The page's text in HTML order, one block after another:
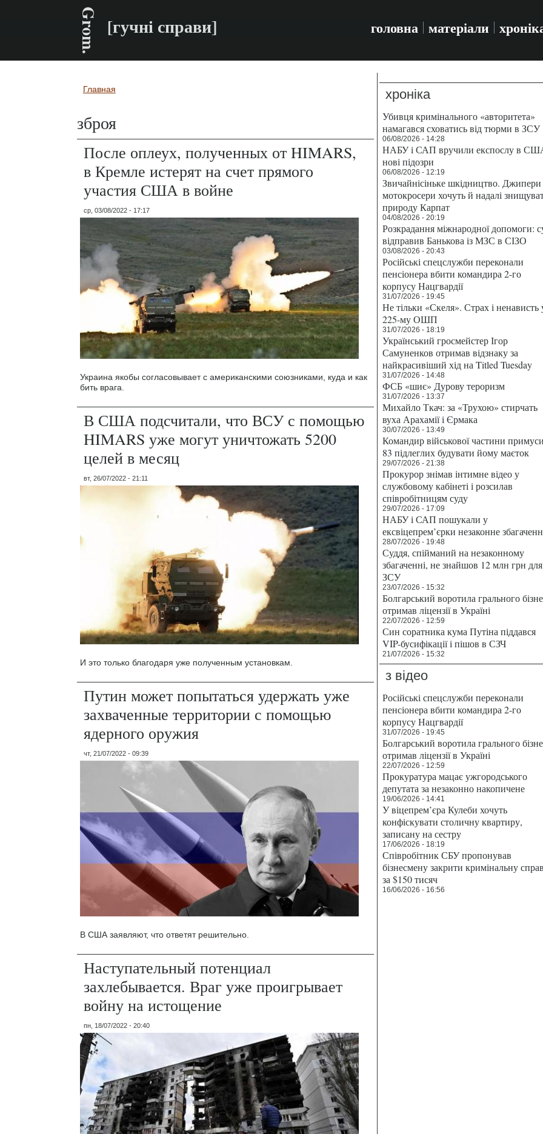
Grom. [гучні справи] головна матеріали
Вы здесь
Главная
зброя
После оплеух, полученных от HIMARS,
в Кремле истерят на счет прямого
участия США в войне
ср, 03/08/2022 - 17:17
Украина якобы согласовывает с американскими союзниками, куда и как
бить врага.
В США подсчитали, что ВСУ с помощью
HIMARS уже могут уничтожать 5200
целей в месяц
вт, 26/07/2022 - 21:11
И это только благодаря уже полученным установкам.
Путин может попытаться удержать уже
захваченные территории с помощью
ядерного оружия
чт, 21/07/2022 - 09:39
В США заявляют, что ответят решительно.
Наступательный потенциал
захлебывается. Враг уже проигрывает
войну на истощение
пн, 18/07/2022 - 20:40
хроніка
Убивця кримінального «авторитета»
намагався сховатись від тюрми в ЗСУ
06/08/2026 - 14:28
НАБУ і САП вручили експослу в
нові підозри
06/08/2026 - 12:19
Звичайнісіньке шкідництво. Джипери
мотокросери хочуть й надалі
природу Карпат
04/08/2026 - 20:19
Розкрадання міжнародної допомоги:
відправив Банькова із МЗС в СІЗО
03/08/2026 - 20:43
Російські спецслужби переконали
пенсіонера вбити командира 2-го
корпусу Нацгвардії
31/07/2026 - 19:45
Не тільки «Скеля». Страх і ненависть
225-му ОШП
31/07/2026 - 18:19
Український гросмейстер Ігор
Самуненков отримав відзнаку за
найкрасивіший хід на Titled Tuesday
31/07/2026 - 14:48
ФСБ «шиє» Дурову тероризм
31/07/2026 - 13:37
Михайло Ткач: за «Трухою» стирчать
вуха Арахамії і Єрмака
30/07/2026 - 13:49
Командир військової частини
83 підлеглих будувати йому маєток
29/07/2026 - 21:38
Прокурор знімав інтимне відео у
службовому кабінеті і розсилав
співробітницям суду
29/07/2026 - 17:09
НАБУ і САП пошукали у
ексвіцепрем’єрки незаконне
28/07/2026 - 19:48
Суддя, спійманий на незаконному
збагаченні, не знайшов 12 млн грн для
ЗСУ
23/07/2026 - 15:32
Болгарський воротила грального
отримав ліцензії в Україні
22/07/2026 - 12:59
Син соратника кума Путіна піддався
VIP-бусифікації і пішов в СЗЧ
21/07/2026 - 15:32
з відео
Російські спецслужби переконали
пенсіонера вбити командира 2-го
корпусу Нацгвардії
31/07/2026 - 19:45
Болгарський воротила грального
отримав ліцензії в Україні
22/07/2026 - 12:59
Прокуратура мацає ужгородського
депутата за незаконно накопичене
19/06/2026 - 14:41
У віцепрем’єра Кулеби хочуть
конфіскувати столичну квартиру,
записану на сестру
17/06/2026 - 18:19
Співробітник СБУ пропонував
бізнесмену закрити кримінальну
за $150 тисяч
16/06/2026 - 16:56